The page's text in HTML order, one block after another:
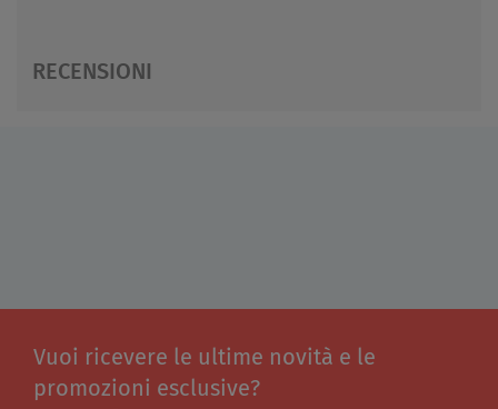
RECENSIONI
Vuoi ricevere le ultime novità e le
promozioni esclusive?